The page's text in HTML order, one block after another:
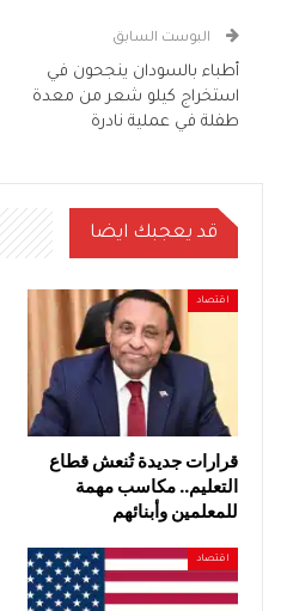
البوست السابق
أطباء بالسودان ينجحون في
استخراج كيلو شعر من معدة
طفلة في عملية نادرة
قد يعجبك ايضا
اقتصاد
قرارات جديدة تُنعش قطاع
التعليم.. مكاسب مهمة
للمعلمين وأبنائهم
اقتصاد